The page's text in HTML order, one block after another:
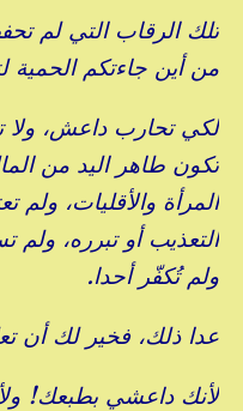
تلك الرقاب التي لم
من أين جاءتكم
لكي تحارب داعش، ولا
تكون طاهر اليد من
المرأة والأقليات، ولم
التعذيب أو تبرره، ولم
ولم تُكفّر أحدا.
عدا ذلك، فخير لك أن
لأنك داعشي بطبعك!